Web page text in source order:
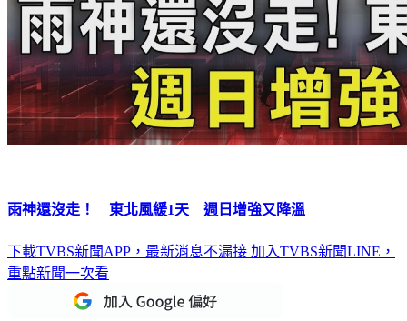
雨神還沒走！ 東北風緩1天 週日增強又降溫
下載TVBS新聞APP，最新消息不漏接 加入TVBS新聞LINE，
重點新聞一次看